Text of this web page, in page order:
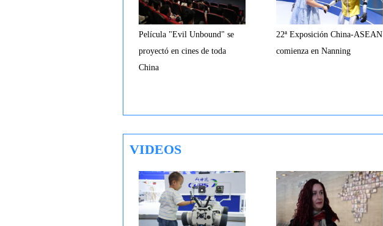
Película "Evil Unbound" se
proyectó en cines de toda
China
22ª Exposición China-ASEAN
comienza en Nanning
VIDEOS